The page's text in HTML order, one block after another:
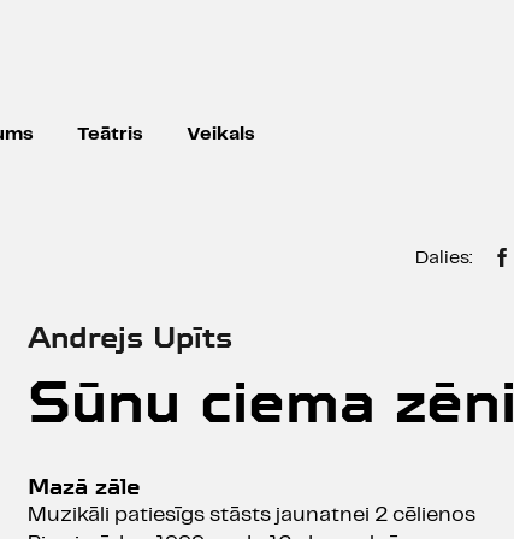
Teātris Veikals
Dalies:
Andrejs Upīts
Sūnu ciema zēni
Mazā zāle
Muzikāli patiesīgs stāsts jaunatnei 2 cēlienos